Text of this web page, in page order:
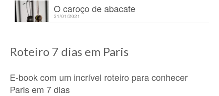
O caroço de abacate
31/01/2021
Roteiro 7 dias em Paris
E-book com um incrível roteiro para conhecer
Paris em 7 dias